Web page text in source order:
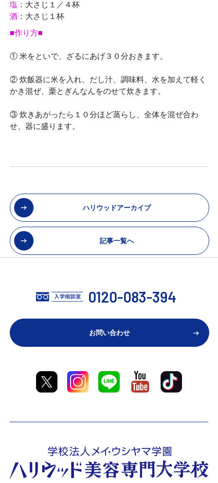
塩 ：大さじ１／４杯
酒 ：大さじ１杯
■作り方■
① 米をといで、ざるにあげ３０分おきます。
② 炊飯器に米を入れ、だし汁、調味料、水を加えて軽く
かき混ぜ、栗とぎんなんをのせて炊きます。
③ 炊きあがったら１０分ほど蒸らし、全体を混ぜ合わ
せ、器に盛ります。
ハリウッドアーカイブ
記事一覧へ
0120-083-394
お問い合わせ